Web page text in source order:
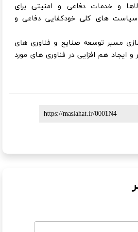
و خدمات دفاعی و امنیتی برای
های کلی خودکفایی دفاعی و
مسیر توسعه صنایع و فناوری های
ایجاد هم افزایی در فناوری های مورد